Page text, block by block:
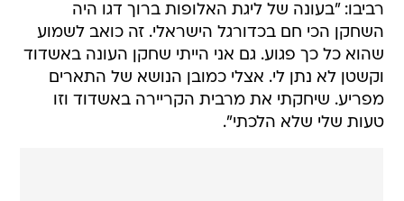
רביבו: "בעונה של ליגת האלופות ברוך דגו היה
השחקן הכי חם בכדורגל הישראלי. זה כואב לשמוע
שהוא כל כך פגוע. גם אני הייתי שחקן העונה באשדוד
וקשטן לא נתן לי. אצלי כמובן הנושא של התארים
מפריע. שיחקתי את מרבית הקריירה באשדוד וזו
טעות שלי שלא הלכתי".